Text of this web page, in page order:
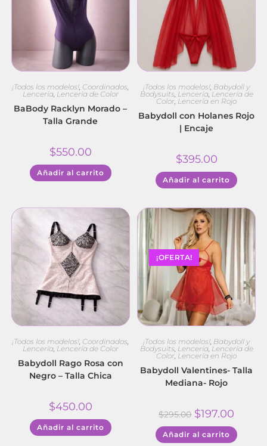
¡Todos los modelos! Coordinados
Lencería, Lencería de Color
BaBody Racklyn Morado –
Talla Grande
$550.00
Añadir al carrito
¡Todos los modelos! Babydoll y
Bodysuits Lencería,Lencería de
Color, Lencería en Rojo
Babydoll con Holanes Rojo
| Encaje
$395.00
Añadir al carrito
¡Todos los modelos!, Coordinados,
Lencería, Lencería de Color
Babydoll Rago Rosa con
Negro – Talla Chica
$450.00
Añadir al carrito
¡OFERTA!
¡Todos los modelos!, Babydoll y
Bodysuits, Lencería, Lencería de
Color, Lencería en Rojo
Babydoll Valentines- Talla
Mediana- Rojo
$295.00 $197.00
Añadir al carrito